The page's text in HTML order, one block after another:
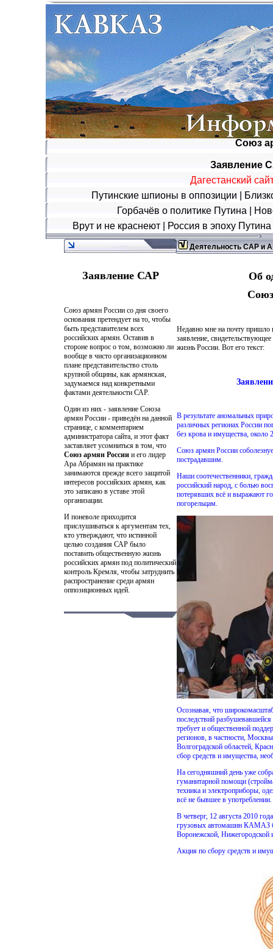
Союз
Заявление
Дагестанский
Путинские шпионы в оппозиции
Горбачёв о политике Путина
Врут и не краснеют
Россия в эпоху Путина
Заявление САР
Союз армян России со дня своего
основания претендует на то, чтобы
быть представителем всех
российских армян. Оставив в
стороне вопрос о том, возможно ли
вообще в чисто организационном
плане представительство столь
крупной общины, как армянская,
задумаемся над конкретными
фактами деятельности САР.
Один из них - заявление Союза
армян России - приведён на данной
странице, с комментарием
администратора сайта, и этот факт
заставляет усомниться в том, что
Союз армян России и его лидер
Ара Абрамян на практике
занимаются прежде всего защитой
интересов российских армян, как
это записано в уставе этой
организации.
И поневоле приходится
прислушиваться к аргументам тех,
кто утверждают, что истинной
целью создания САР было
поставить общественную жизнь
российских армян под политический
контроль Кремля, чтобы затруднить
распространение среди армян
оппозиционных идей.
Деятельность САР и
Об
Недавно мне на почту пришло
заявление,
жизнь России. Вот его текст:
В результате аномальных
различных регионах России
без крова и имущества, около
Союз армян России
пострадавшим.
Наши соотечественники,
российский народ, с болью
потерявших всё и выражают
погорельцам.
Осознавая, что
последствий
требует и общественной
регионов, в частности,
Волгоградской областей,
сбор средств и имущества,
На сегодняшний день уже
гуманитарной помощи
техника и электроприборы,
всё не бывшее в употреблении.
В четверг, 12 августа 2010
грузовых автомашин КАМАЗ
Воронежской, Нижегородской
Акция по сбору средств и